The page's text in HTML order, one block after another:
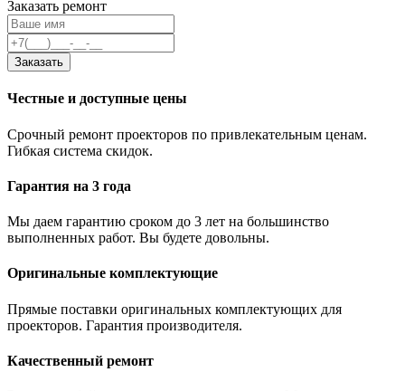
Заказать ремонт
Заказать
Честные и доступные цены
Срочный ремонт проекторов по привлекательным ценам.
Гибкая система скидок.
Гарантия на 3 года
Мы даем гарантию сроком до 3 лет на большинство
выполненных работ. Вы будете довольны.
Оригинальные комплектующие
Прямые поставки оригинальных комплектующих для
проекторов. Гарантия производителя.
Качественный ремонт